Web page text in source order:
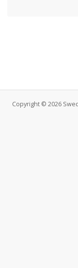
Copyright © 2026